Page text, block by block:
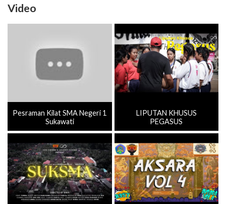
Video
Pesraman Kilat SMA Negeri 1
Sukawati
LIPUTAN KHUSUS
PEGASUS